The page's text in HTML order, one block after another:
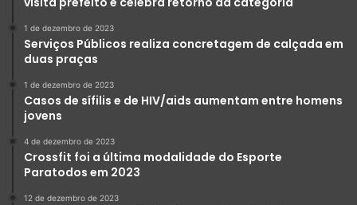
1 de dezembro de 2023
Serviços Públicos realiza concretagem de calçada em
duas praças
1 de dezembro de 2023
Casos de sífilis e de HIV/aids aumentam entre homens
jovens
4 de dezembro de 2023
Crossfit foi a última modalidade do Esporte
Paratodos em 2023
12 de dezembro de 2023